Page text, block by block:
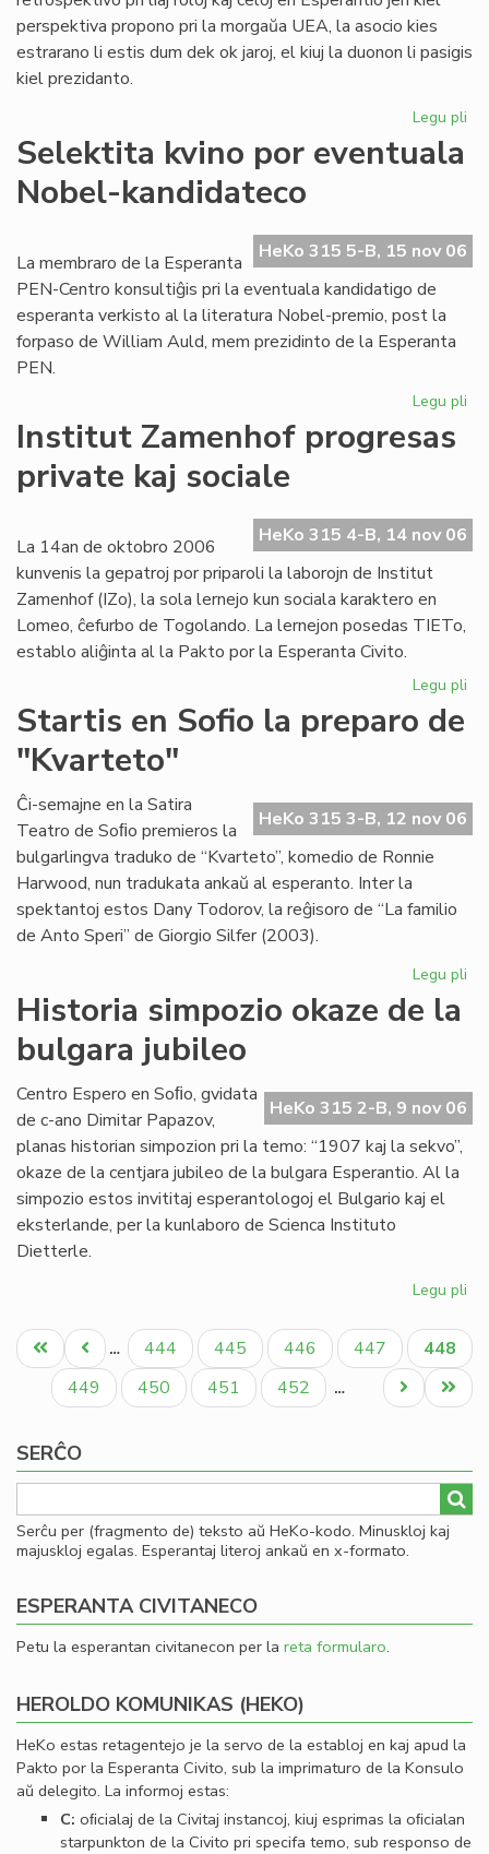
perspektiva propono pri la morgaŭa UEA, la asocio kies
estrarano li estis dum dek ok jaroj, el kiuj la duonon li pasigis
kiel prezidanto.
Legu pli
sia
Selektita kvino por eventuala
Nobel-kandidateco
HeKo 315 5-B, 15 nov 06
La membraro de la Esperanta
PEN-Centro konsultiĝis pri la eventuala kandidatigo de
esperanta verkisto al la literatura Nobel-premio, post la
forpaso de William Auld, mem prezidinto de la Esperanta
PEN.
Legu pli
Institut Zamenhof progresas
private kaj sociale
HeKo 315 4-B, 14 nov 06
La 14an de oktobro 2006
kunvenis la gepatroj por priparoli la laborojn de Institut
Zamenhof (IZo), la sola lernejo kun sociala karaktero en
Lomeo, ĉefurbo de Togolando. La lernejon posedas TIETo,
establo aliĝinta al la Pakto por la Esperanta Civito.
Legu pli
kaj
Startis en Sofio la preparo de
"Kvarteto"
HeKo 315 3-B, 12 nov 06
Ĉi-semajne en la Satira
Teatro de Soﬁo premieros la
bulgarlingva traduko de “Kvarteto”, komedio de Ronnie
Harwood, nun tradukata ankaŭ al esperanto. Inter la
spektantoj estos Dany Todorov, la reĝisoro de “La familio
de Anto Speri” de Giorgio Silfer (2003).
Legu pli
Historia simpozio okaze de la
bulgara jubileo
HeKo 315 2-B, 9 nov 06
Centro Espero en Soﬁo, gvidata
de c-ano Dimitar Papazov,
planas historian simpozion pri la temo: “1907 kaj la sekvo”,
okaze de la centjara jubileo de la bulgara Esperantio. Al la
simpozio estos invititaj esperantologoj el Bulgario kaj el
eksterlande, per la kunlaboro de Scienca Instituto
Dietterle.
Legu pli
de
la
Pagination
Unua
paĝo
Antaŭa
paĝo
… Paĝo
444 Paĝo
445 Paĝo
446 Paĝo
447
Aktuala
paĝo
448
Paĝo
449 Paĝo
450 Paĝo
451 Paĝo
452 …
Last
page
Next
page
SERĈO
Serĉu per (fragmento de) teksto aŭ HeKo-kodo. Minuskloj kaj
majuskloj egalas. Esperantaj literoj ankaŭ en x-formato.
ESPERANTA CIVITANECO
Petu la esperantan civitanecon per la reta formularo.
HEROLDO KOMUNIKAS (HEKO)
HeKo estas retagentejo je la servo de la establoj en kaj apud la
Pakto por la Esperanta Civito, sub la imprimaturo de la Konsulo
aŭ delegito. La informoj estas:
C: oﬁcialaj de la Civitaj instancoj, kiuj esprimas la oﬁcialan
starpunkton de la Civito pri specifa temo, sub responso de